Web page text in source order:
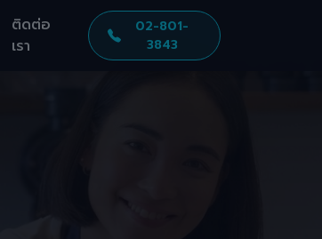
ติดต่อ
เรา
02-801-
3843